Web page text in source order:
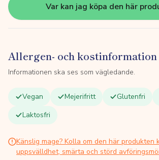
Var kan jag köpa den här
Allergen- och kostinformation
Informationen ska ses som vägledande.
Vegan Mejerifritt Glutenfri
Laktosfri
Känslig mage? Kolla om den här produkten
uppsvälldhet, smärta och störd